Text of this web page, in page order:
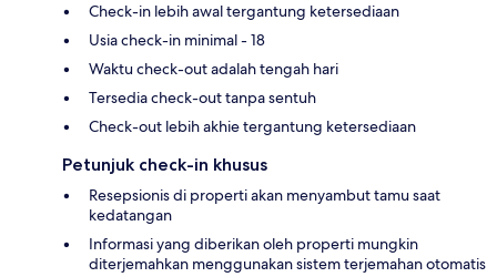
Check-in lebih awal tergantung ketersediaan
Usia check-in minimal - 18
Waktu check-out adalah tengah hari
Tersedia check-out tanpa sentuh
Check-out lebih akhie tergantung ketersediaan
Petunjuk check-in khusus
Resepsionis di properti akan menyambut tamu saat
kedatangan
Informasi yang diberikan oleh properti mungkin
diterjemahkan menggunakan sistem terjemahan otomatis